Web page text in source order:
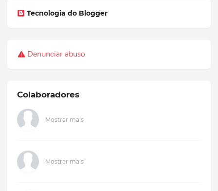
Tecnologia do Blogger
Denunciar abuso
Colaboradores
Mostrar mais
Mostrar mais